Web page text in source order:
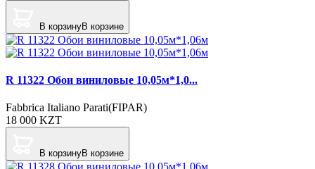
В корзинуВ корзине
R 11322 Обои виниловые 10,05м*1,0...
Fabbrica Italiano Parati(FIPAR)
18 000 KZT
В корзинуВ корзине